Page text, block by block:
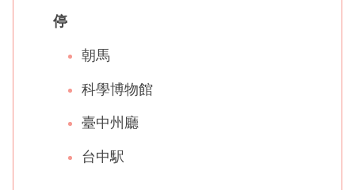
停
朝馬
科學博物館
臺中州廳
台中駅